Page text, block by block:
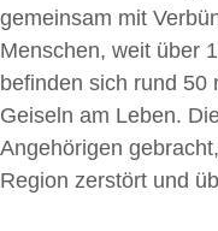
gemeinsam mit
Menschen, weit über
befinden sich rund 50
Geiseln am Leben.
Angehörigen
Region zerstört und